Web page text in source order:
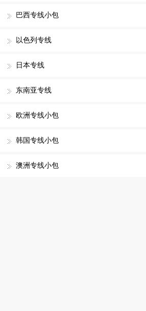
巴西专线小包
以色列专线
日本专线
东南亚专线
欧洲专线小包
韩国专线小包
澳洲专线小包